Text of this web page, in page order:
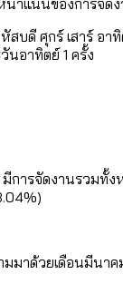
สบดี ศุกร์ เสาร์ อ
นอาทิตย์ 1 ครั้ง
ารจัดงานรวมทั้ง
มาด้วยเดือนมีนา